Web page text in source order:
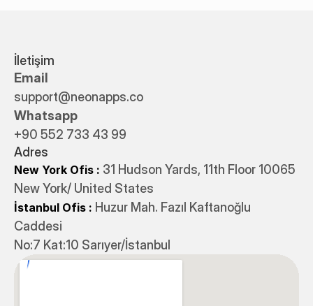
İletişim
Email
support@neonapps.co
Whatsapp
+90 552 733 43 99
Adres
New York Ofis : 31 Hudson Yards, 11th Floor 10065
New York/ United States
İstanbul Ofis : Huzur Mah. Fazıl Kaftanoğlu
Caddesi
No:7 Kat:10 Sarıyer/İstanbul